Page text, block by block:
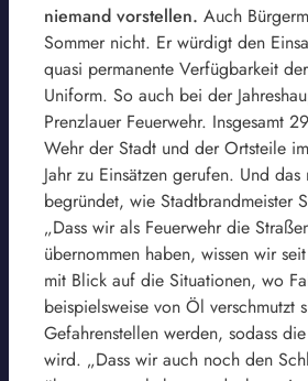
niemand vorstellen. Auch
Sommer nicht. Er würdigt den
quasi permanente Verfügbarkeit
Uniform. So auch bei der
Prenzlauer Feuerwehr. Insgesamt
Wehr der Stadt und der Ortsteile
Jahr zu Einsätzen gerufen. Und
begründet, wie Stadtbrandmeister
„Dass wir als Feuerwehr die
übernommen haben, wissen wir
mit Blick auf die Situationen, wo
beispielsweise von Öl verschmutzt
Gefahrenstellen werden, sodass
wird. „Dass wir auch noch den